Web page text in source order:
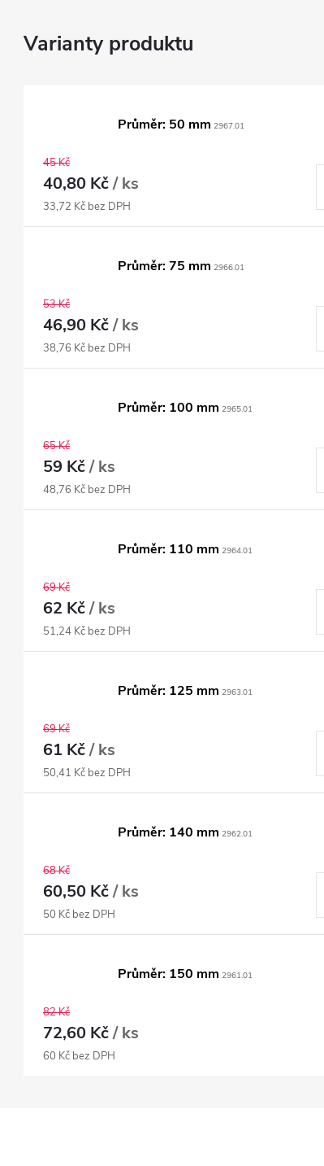
Průměr: 50 mm 2967.01
45 Kč
40,80 Kč/ ks
33,72 Kč bez DPH
Průměr: 75 mm 2966.01
53 Kč
46,90 Kč/ ks
38,76 Kč bez DPH
Průměr: 100 mm 2965.01
65 Kč
59 Kč/ ks
48,76 Kč bez DPH
Průměr: 110 mm 2964.01
69 Kč
62 Kč/ ks
51,24 Kč bez DPH
Průměr: 125 mm 2963.01
69 Kč
61 Kč/ ks
50,41 Kč bez DPH
Průměr: 140 mm 2962.01
68 Kč
60,50 Kč/ ks
50 Kč bez DPH
Průměr: 150 mm 2961.01
82 Kč
72,60 Kč/ ks
60 Kč bez DPH